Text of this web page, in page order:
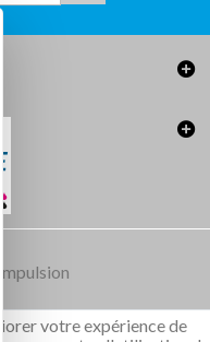
votre expérience de